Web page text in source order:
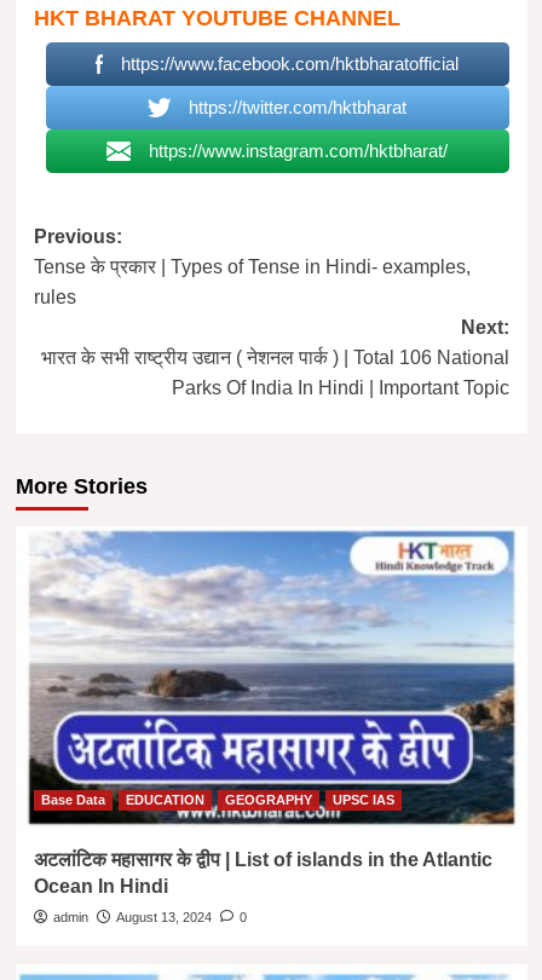
HKT BHARAT YOUTUBE CHANNEL
https://www.facebook.com/hktbharatofficial
https://twitter.com/hktbharat
https://www.instagram.com/hktbharat/
Post
navigation
Previous:
Tense के प्रकार | Types of Tense in Hindi- examples,
rules
Next:
भारत के सभी राष्ट्रीय उद्यान ( नेशनल पार्क ) | Total 106 National
Parks Of India In Hindi | Important Topic
More Stories
Base Data EDUCATION GEOGRAPHY UPSC IAS
अटलांटिक महासागर के द्वीप | List of islands in the Atlantic
Ocean In Hindi
admin August 13, 2024 0